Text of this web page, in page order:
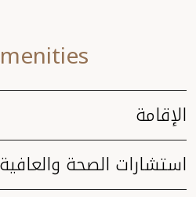
الإقامة
استشارات الصحة